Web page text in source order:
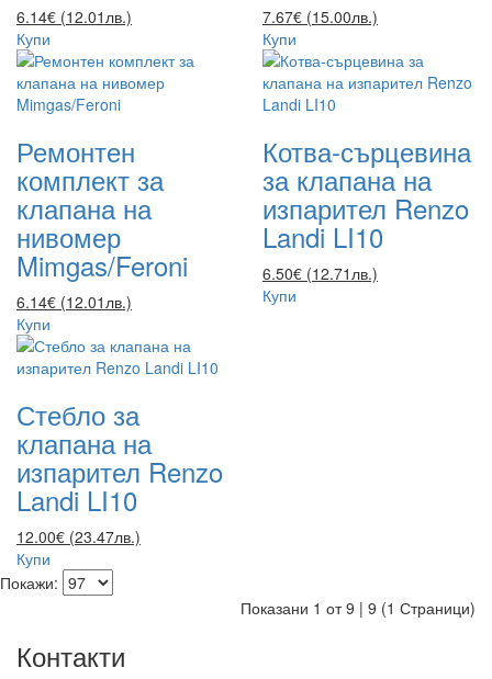
6.14€ (12.01лв.)
Купи
7.67€ (15.00лв.)
Купи
Ремонтен
комплект за
клапана на
нивомер
Mimgas/Feroni
6.14€ (12.01лв.)
Купи
Котва-сърцевина
за клапана на
изпарител Renzo
Landi LI10
6.50€ (12.71лв.)
Купи
Стебло за
клапана на
изпарител Renzo
Landi LI10
12.00€ (23.47лв.)
Купи
Покажи:
Показани 1 от 9 | 9 (1 Страници)
Контакти